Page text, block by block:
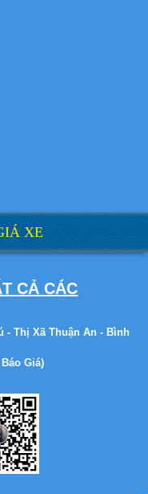
990kg
990kg
XE
CẢ CÁC
- Thị Xã Thuận An - Bình
Giá)